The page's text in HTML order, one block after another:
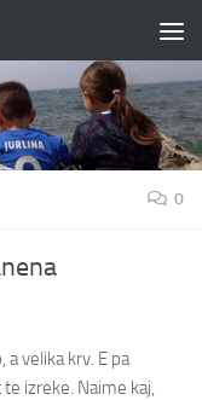
0
velika krv. E pa
izreke. Naime kaj,